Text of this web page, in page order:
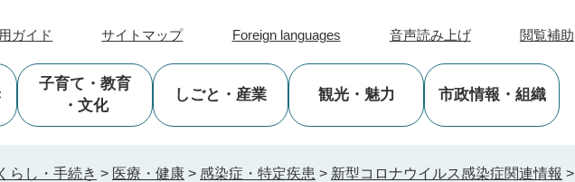
ガイド サイトマップ Foreign languages 音声読み上げ 閲覧補助
子育て ・教育
・文化
しごと ・産業 観光・魅力 市政情報 ・組織
くらし・手続き > 医療・健康 > 感染症・特定疾患 > 新型コロナウイルス感染症関連情報 >